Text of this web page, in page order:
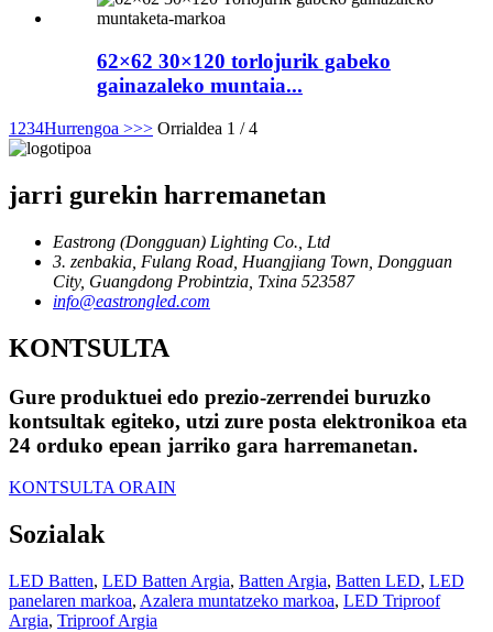
62×62 30×120 torlojurik gabeko
gainazaleko muntaia...
1 234Hurrengoa >>> Orrialdea 1 / 4
jarri gurekin harremanetan
Eastrong (Dongguan) Lighting Co., Ltd
3. zenbakia, Fulang Road, Huangjiang Town, Dongguan
City, Guangdong Probintzia, Txina 523587
info@eastrongled.com
KONTSULTA
Gure produktuei edo prezio-zerrendei buruzko
kontsultak egiteko, utzi zure posta elektronikoa eta
24 orduko epean jarriko gara harremanetan.
KONTSULTA ORAIN
Sozialak
LED Batten, LED Batten Argia, Batten Argia, Batten LED, LED
panelaren markoa, Azalera muntatzeko markoa, LED Triproof
Argia, Triproof Argia